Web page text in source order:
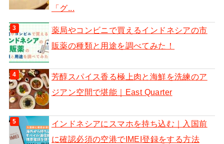
「グ...
薬局やコンビニで買えるインドネシアの市
販薬の種類と用途を調べてみた！
芳醇スパイス香る極上肉と海鮮を洗練のア
ジアン空間で堪能｜East Quarter
インドネシアにスマホを持ち込む｜入国前
に確認必須の空港でIMEI登録をする方法